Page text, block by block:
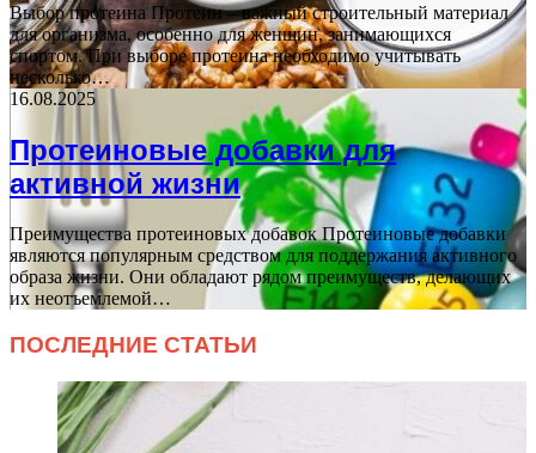
Выбор протеина Протеин – важный строительный материал
для организма, особенно для женщин, занимающихся
спортом. При выборе протеина необходимо учитывать
несколько…
16.08.2025
Протеиновые добавки для
активной жизни
Преимущества протеиновых добавок Протеиновые добавки
являются популярным средством для поддержания активного
образа жизни. Они обладают рядом преимуществ, делающих
их неотъемлемой…
ПОСЛЕДНИЕ СТАТЬИ